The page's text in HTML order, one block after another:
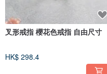
叉形戒指 櫻花色戒指 自由尺寸
HK$ 298.4